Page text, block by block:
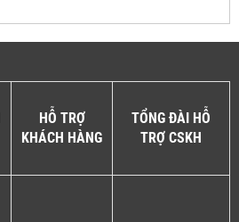
HỖ TRỢ
KHÁCH HÀNG
TỔNG ĐÀI HỖ
TRỢ CSKH